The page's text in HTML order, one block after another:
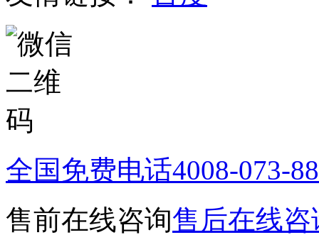
全国免费电话4008-073-
售前在线咨询售后在线咨